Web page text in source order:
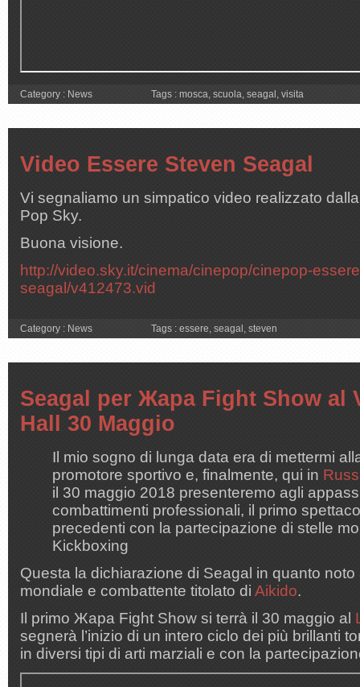
Category : News Tags : mosca, scuola, seagal , visita
Video Essere Steven Seagal
Vi segnaliamo un simpatico video realizzato
Pop Sky.
Buona visione.
http://video.sky.it/cinema/cinepop/cinepop-
seagal/v412473.vid
Category : News Tags : essere, seagal , steven
Seagal per Жара Fight Show al
Hall 30 Maggio
Il mio sogno di lunga data era di mettermi
promotore sportivo e, finalmente, qui in
il 30 maggio 2018 presenteremo agli
combattimenti professionali, il primo
precedenti con la partecipazione di stelle
Kickboxing
Questa la dichiarazione di Seagal in quanto noto
mondiale e combattente titolato di Aikido.
Il primo Жара Fight Show si terrà il 30 maggio al
segnerà l’inizio di un intero ciclo dei più brillanti
in diversi tipi di arti marziali e con la